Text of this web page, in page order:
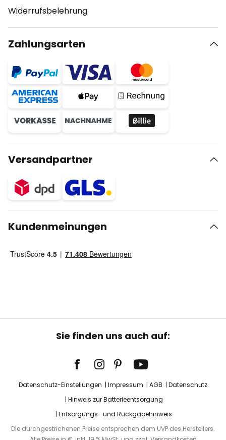
Widerrufsbelehrung
Zahlungsarten
Versandpartner
Kundenmeinungen
Sie finden uns auch auf:
Datenschutz-Einstellungen Impressum AGB
Datenschutz
Hinweis zur Batterieentsorgung
Entsorgungs- und Rückgabehinweis
Die durchgestrichenen Preise entsprechen dem UVP des Herstellers.